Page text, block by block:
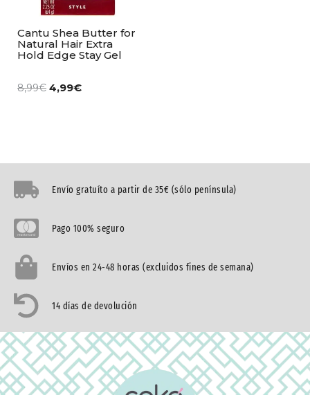
Cantu Shea Butter for
Natural Hair Extra
Hold Edge Stay Gel
8,99€ 4,99€
Envío gratuíto a partir de 35€ (sólo península)
Pago 100% seguro
Envíos en 24-48 horas (excluidos fines de semana)
14 días de devolución